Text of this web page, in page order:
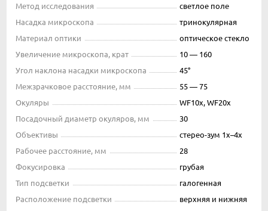
Метод исследования
светлое поле
Насадка микроскопа
тринокулярная
Материал оптики
оптическое стекло
Увеличение микроскопа, крат
10 — 160
Угол наклона насадки микроскопа
45°
Межзрачковое расстояние, мм
55 — 75
Окуляры
WF10x, WF20x
Посадочный диаметр окуляров, мм
30
Объективы
стерео-зум 1х–4х
Рабочее расстояние, мм
28
Фокусировка
грубая
Тип подсветки
галогенная
Расположение подсветки
верхняя и нижняя